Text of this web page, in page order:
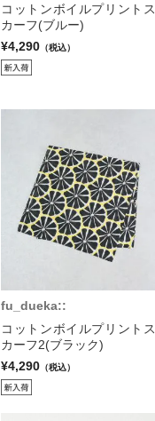
コットンボイルプリントス
カーフ(ブルー)
¥4,290 （税込）
fu_dueka::
コットンボイルプリントス
カーフ2(ブラック)
¥4,290 （税込）